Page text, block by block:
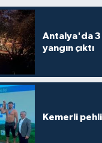
Antalya'da
yangın çıktı
Kemerli